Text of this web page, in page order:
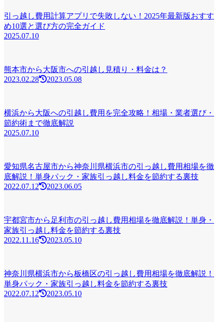
引っ越し費用計算アプリで失敗しない！2025年最新版おすす
め10選と選び方の完全ガイド
2025.07.10
熊本市から大阪市への引越し見積り・料金は？
2023.02.28
2023.05.08
横浜から大阪への引越し費用を完全攻略！相場・業者選び・
節約術まで徹底解説
2025.07.10
愛知県名古屋市から神奈川県横浜市の引っ越し費用相場を徹
底解説！単身パック・家族引っ越し料金を節約する裏技
2022.07.12
2023.06.05
宇都宮市から足利市の引っ越し費用相場を徹底解説！単身・
家族引っ越し料金を節約する裏技
2022.11.16
2023.05.10
神奈川県横浜市から板橋区の引っ越し費用相場を徹底解説！
単身パック・家族引っ越し料金を節約する裏技
2022.07.12
2023.05.10